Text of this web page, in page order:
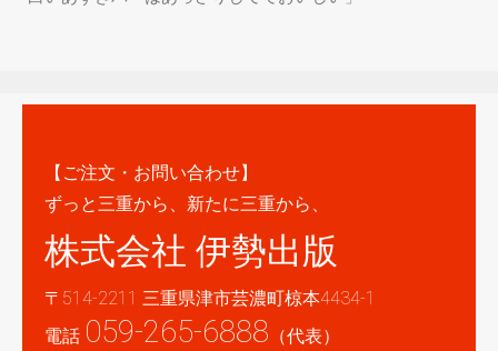
【ご注文・お問い合わせ】
ずっと三重から、新たに三重から、
株式会社 伊勢出版
〒514-2211 三重県津市芸濃町椋本4434-1
電話 059-265-6888 （代表）